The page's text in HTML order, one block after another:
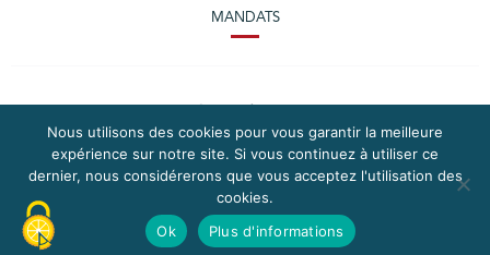
MANDATS
PLAN DU SITE
MENTIONS LÉGALES
CONTACTEZ LA CPME
Nous utilisons des cookies pour vous garantir la meilleure
expérience sur notre site. Si vous continuez à utiliser ce
dernier, nous considérerons que vous acceptez l'utilisation des
cookies.
Ok
Plus d'informations